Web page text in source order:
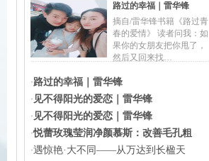
路过的幸福｜雷华锋
摘自/雷华锋书籍《路过青
春的爱情》 读者问我：如
果你的女朋友把你甩了，
然后又回来找…
·路过的幸福｜雷华锋
·见不得阳光的爱恋｜雷华锋
·见不得阳光的爱恋｜雷华锋
·悦蕾玫瑰莹润净颜慕斯：改善毛孔粗
·遇惊艳·大不同——从万达到长楹天